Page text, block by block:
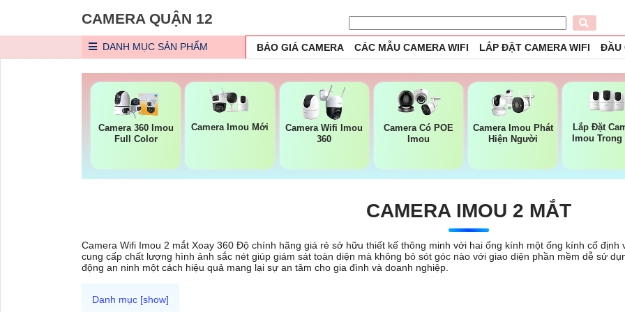
CAMERA QUẬN 12
DANH MỤC SẢN PHẨM BÁO GIÁ CAMERA CÁC MẪU CAMERA WIFI LẮP ĐẶT CAMERA WIFI ĐẦU
Camera 360 Imou
Full Color
Camera Imou Mới
Camera Wifi Imou
360
Camera Có POE
Imou
Camera Imou Phát
Hiện Người
Lắp Đặt
Imou Trong
CAMERA IMOU 2 MẮT
Camera Wifi Imou 2 mắt Xoay 360 Độ chính hãng giá rẻ sở hữu thiết kế thông minh với hai ống kính một ống kính cố
cung cấp chất lượng hình ảnh sắc nét giúp giám sát toàn diện mà không bỏ sót góc nào với giao diện phần mềm dễ sử
động an ninh một cách hiệu quả mang lại sự an tâm cho gia đình và doanh nghiệp.